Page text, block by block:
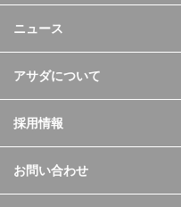
ニュース
アサダについて
採用情報
お問い合わせ